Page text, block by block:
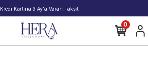
Kredi Kartına 3 Ay'a Varan Taksit
0